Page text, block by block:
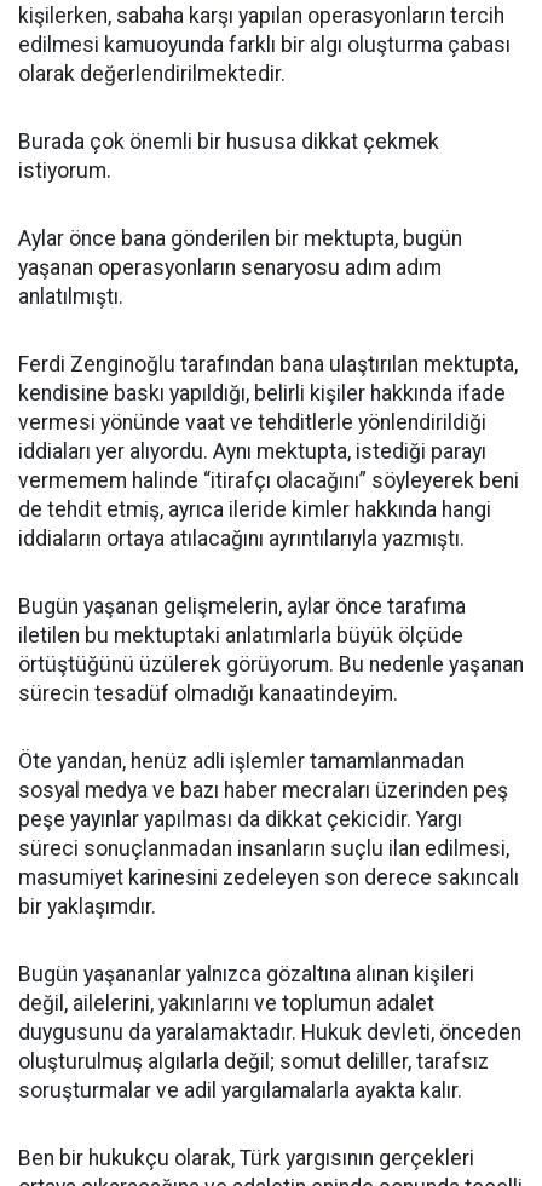
kişilerken, sabaha karşı yapılan operasyonların tercih
edilmesi kamuoyunda farklı bir algı oluşturma çabası
olarak değerlendirilmektedir.
Burada çok önemli bir hususa dikkat çekmek
istiyorum.
Aylar önce bana gönderilen bir mektupta, bugün
yaşanan operasyonların senaryosu adım adım
anlatılmıştı.
Ferdi Zenginoğlu tarafından bana ulaştırılan mektupta,
kendisine baskı yapıldığı, belirli kişiler hakkında ifade
vermesi yönünde vaat ve tehditlerle yönlendirildiği
iddiaları yer alıyordu. Aynı mektupta, istediği parayı
vermemem halinde “itirafçı olacağını” söyleyerek beni
de tehdit etmiş, ayrıca ileride kimler hakkında hangi
iddiaların ortaya atılacağını ayrıntılarıyla yazmıştı.
Bugün yaşanan gelişmelerin, aylar önce tarafıma
iletilen bu mektuptaki anlatımlarla büyük ölçüde
örtüştüğünü üzülerek görüyorum. Bu nedenle yaşanan
sürecin tesadüf olmadığı kanaatindeyim.
Öte yandan, henüz adli işlemler tamamlanmadan
sosyal medya ve bazı haber mecraları üzerinden peş
peşe yayınlar yapılması da dikkat çekicidir. Yargı
süreci sonuçlanmadan insanların suçlu ilan edilmesi,
masumiyet karinesini zedeleyen son derece sakıncalı
bir yaklaşımdır.
Bugün yaşananlar yalnızca gözaltına alınan kişileri
değil, ailelerini, yakınlarını ve toplumun adalet
duygusunu da yaralamaktadır. Hukuk devleti, önceden
oluşturulmuş algılarla değil; somut deliller, tarafsız
soruşturmalar ve adil yargılamalarla ayakta kalır.
Ben bir hukukçu olarak, Türk yargısının gerçekleri